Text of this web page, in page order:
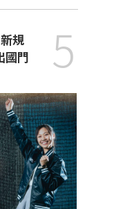
規
國門
5